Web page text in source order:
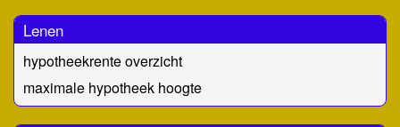
Lenen
hypotheekrente overzicht
maximale hypotheek hoogte